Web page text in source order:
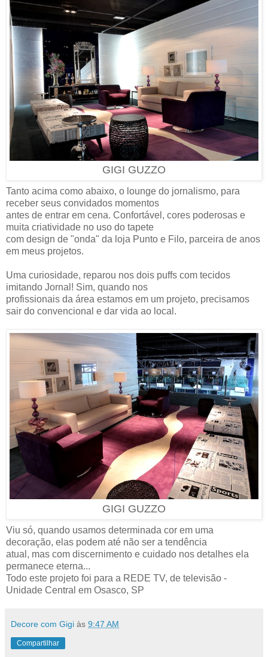
GIGI GUZZO
Tanto acima como abaixo, o lounge do jornalismo, para
receber seus convidados momentos
antes de entrar em cena. Confortável, cores poderosas e
muita criatividade no uso do tapete
com design de "onda" da loja Punto e Filo, parceira de anos
em meus projetos.
Uma curiosidade, reparou nos dois puffs com tecidos
imitando Jornal! Sim, quando nos
profissionais da área estamos em um projeto, precisamos
sair do convencional e dar vida ao local.
GIGI GUZZO
Viu só, quando usamos determinada cor em uma
decoração, elas podem até não ser a tendência
atual, mas com discernimento e cuidado nos detalhes ela
permanece eterna...
Todo este projeto foi para a REDE TV, de televisão -
Unidade Central em Osasco, SP
Decore com Gigi às 9:47 AM
Compartilhar